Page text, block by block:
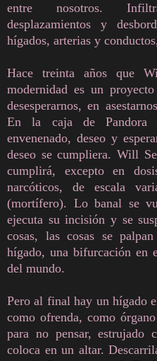
entre nosotros.
desplazamientos y
hígados, arterias y
Hace treinta años que
modernidad es un
desesperarnos, en
En la caja de Pandora
envenenado, deseo y
deseo se cumpliera. Will
cumplirá, excepto en
narcóticos, de escala
(mortífero). Lo banal se
ejecuta su incisión y se
cosas, las cosas se
hígado, una bifurcación en
del mundo.
Pero al final hay un hígado
como ofrenda, como
para no pensar,
coloca en un altar.